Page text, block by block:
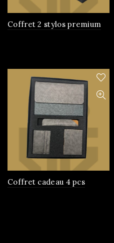
Coffret 2 stylos premium
Coffret cadeau 4 pcs